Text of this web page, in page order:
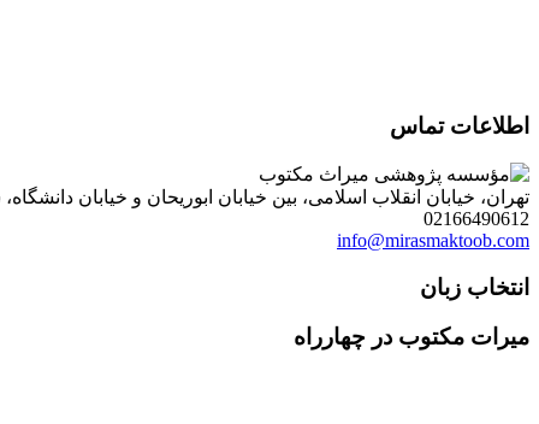
اطلاعات تماس
تهران، خیابان انقلاب اسلامی، بین خیابان ابوریحان و خیابان دانشگاه، شمارۀ 1182 (ساختمان فروردین)، طبقۀ دوم، واحد 8 ، روابط عمومی مؤسسه پژوهی میراث مکتوب؛
02166490612
info@mirasmaktoob.com
انتخاب زبان
میرات مکتوب در چهارراه